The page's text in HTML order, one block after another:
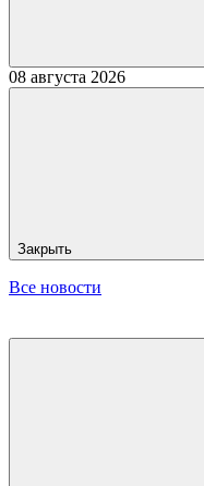
08 августа 2026
Закрыть
Все новости